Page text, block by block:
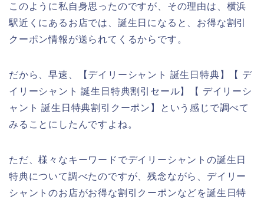
このように私自身思ったのですが、その理由は、横浜
駅近くにあるお店では、誕生日になると、お得な割引
クーポン情報が送られてくるからです。
だから、早速、【デイリーシャント 誕生日特典】【 デ
イリーシャント 誕生日特典割引セール】【 デイリーシ
ャント 誕生日特典割引クーポン】という感じで調べて
みることにしたんですよね。
ただ、様々なキーワードでデイリーシャントの誕生日
特典について調べたのですが、残念ながら、デイリー
シャントのお店がお得な割引クーポンなどを誕生日特